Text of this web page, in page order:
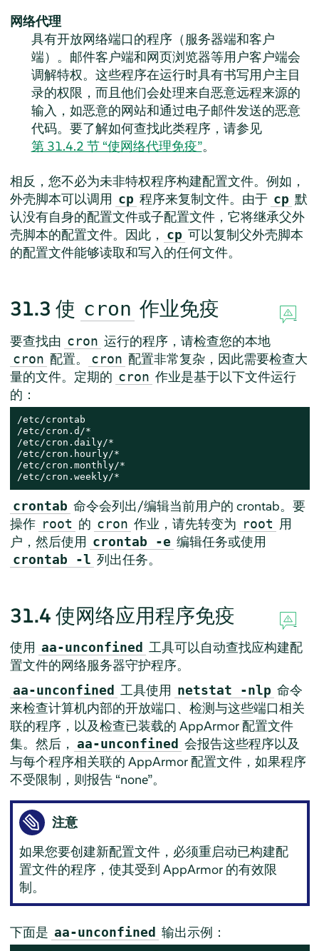
网络代理
具有开放网络端口的程序（服务器端和客户
端）。邮件客户端和网页浏览器等用户客户端会
调解特权。这些程序在运行时具有书写用户主目
录的权限，而且他们会处理来自恶意远程来源的
输入，如恶意的网站和通过电子邮件发送的恶意
代码。要了解如何查找此类程序，请参见
第 31.4.2 节 “使网络代理免疫”。
相反，您不必为未非特权程序构建配置文件。例如，
外壳脚本可以调用 cp 程序来复制文件。由于 cp 默
认没有自身的配置文件或子配置文件，它将继承父外
壳脚本的配置文件。因此， cp 可以复制父外壳脚本
的配置文件能够读取和写入的任何文件。
31.3 使 cron 作业免疫
要查找由 cron 运行的程序，请检查您的本地
cron 配置。 cron 配置非常复杂，因此需要检查大
量的文件。定期的 cron 作业是基于以下文件运行
的：
/etc/crontab
/etc/cron.d/*
/etc/cron.daily/*
/etc/cron.hourly/*
/etc/cron.monthly/*
/etc/cron.weekly/*
crontab 命令会列出/编辑当前用户的 crontab。要
操作 root 的 cron 作业，请先转变为 root 用
户，然后使用 crontab -e 编辑任务或使用
crontab -l 列出任务。
31.4 使网络应用程序免疫
使用 aa-unconfined 工具可以自动查找应构建配
置文件的网络服务器守护程序。
aa-unconfined 工具使用 netstat -nlp 命令
来检查计算机内部的开放端口、检测与这些端口相关
联的程序，以及检查已装载的 AppArmor配置文件
集。然后， aa-unconfined 会报告这些程序以及
与每个程序相关联的 AppArmor配置文件，如果程序
不受限制，则报告 “none”。
注意
如果您要创建新配置文件，必须重启动已构建配
置文件的程序，使其受到AppArmor 的有效限
制。
下面是 aa-unconfined 输出示例：